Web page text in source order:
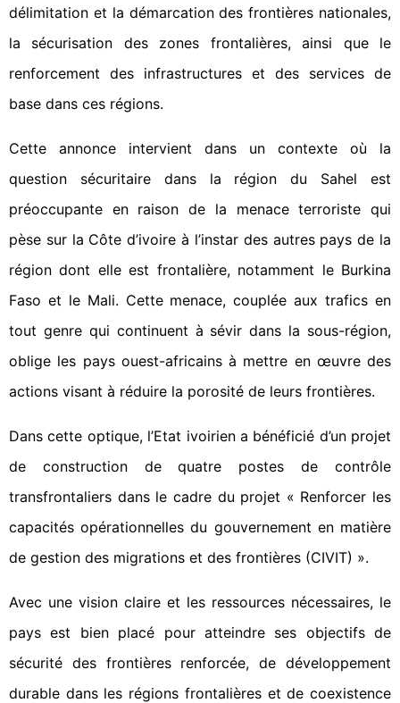
délimitation et la démarcation des frontières nationales,
la sécurisation des zones frontalières, ainsi que le
renforcement des infrastructures et des services de
base dans ces régions.
Cette annonce intervient dans un contexte où la
question sécuritaire dans la région du Sahel est
préoccupante en raison de la menace terroriste qui
pèse sur la Côte d’ivoire à l’instar des autres pays de la
région dont elle est frontalière, notamment le Burkina
Faso et le Mali. Cette menace, couplée aux trafics en
tout genre qui continuent à sévir dans la sous-région,
oblige les pays ouest-africains à mettre en œuvre des
actions visant à réduire la porosité de leurs frontières.
Dans cette optique, l’Etat ivoirien a bénéficié d’un projet
de construction de quatre postes de contrôle
transfrontaliers dans le cadre du projet « Renforcer les
capacités opérationnelles du gouvernement en matière
de gestion des migrations et des frontières (CIVIT) ».
Avec une vision claire et les ressources nécessaires, le
pays est bien placé pour atteindre ses objectifs de
sécurité des frontières renforcée, de développement
durable dans les régions frontalières et de coexistence